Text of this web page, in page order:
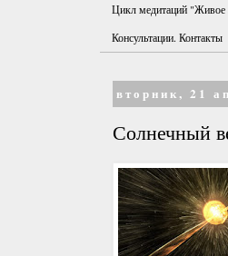
Цикл медитаций "Живое
Консультации. Контакты
вторник, 21
Солнечный